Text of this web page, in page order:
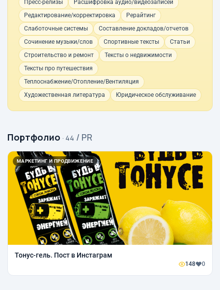
Пресс-релизы
Расшифровка аудио/видеозаписей
Редактирование/корректировка
Рерайтинг
Слаботочные системы
Составление докладов/отчетов
Сочинение музыки/слов
Спортивные тексты
Статьи
Строительство и ремонт
Тексты о недвижимости
Тексты про путешествия
Теплоснабжение/Отопление/Вентиляция
Художественная литература
Юридическое обслуживание
Портфолио · 44 / PR
МАРКЕТИНГ И ПРОДВИЖЕНИЕ
Тонус-гель. Пост в Инстаграм
148 0